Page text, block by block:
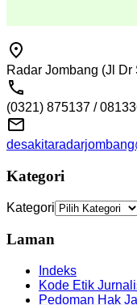
Radar Jombang (Jl
(0321) 875137 /
Kategori
Kategori
Laman
Indeks
Kode Etik
Pedoman Hak